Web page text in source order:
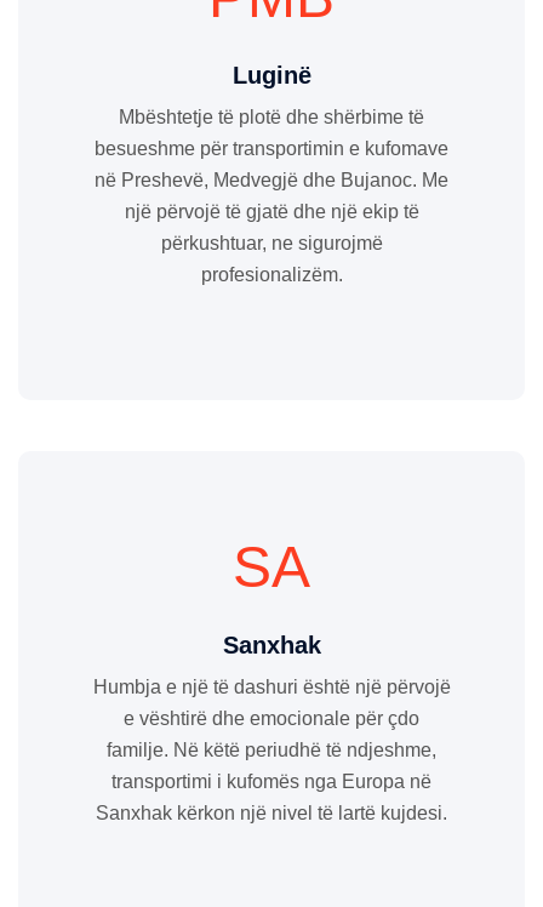
Luginë
Mbështetje të plotë dhe shërbime të
besueshme për transportimin e kufomave
në Preshevë, Medvegjë dhe Bujanoc. Me
një përvojë të gjatë dhe një ekip të
përkushtuar, ne sigurojmë
profesionalizëm.
SA
Sanxhak
Humbja e një të dashuri është një përvojë
e vështirë dhe emocionale për çdo
familje. Në këtë periudhë të ndjeshme,
transportimi i kufomës nga Europa në
Sanxhak kërkon një nivel të lartë kujdesi.